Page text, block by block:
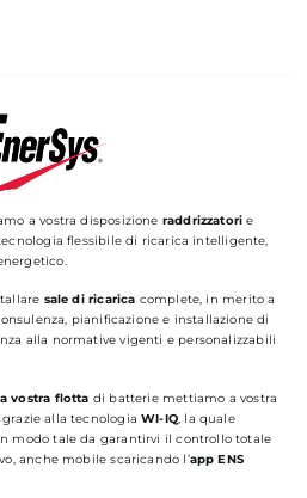
a vostra disposizione raddrizzatori e
flessibile di ricarica intelligente,
sale di ricarica complete, in merito a
pianificazione e installazione di
alla normative vigenti e personalizzabili
vostra flotta di batterie mettiamo a vostra
alla tecnologiaWI-IQ, la quale
modo tale da garantirvi il controllo totale
anche mobile scaricando l’app ENS